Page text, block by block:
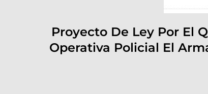
Proyecto De Ley Por El
Operativa Policial El